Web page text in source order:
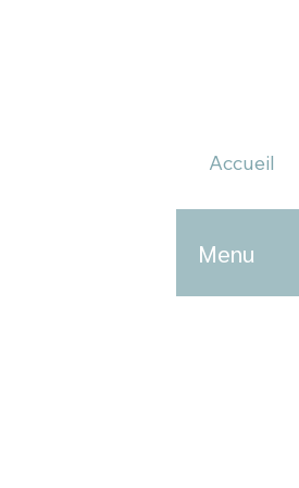
Accueil
Menu